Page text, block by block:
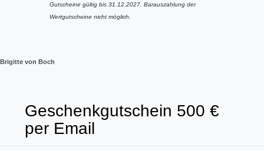
Gutscheine gültig bis 31.12.2027. Barauszahlung der
Wertgutscheine nicht möglich.
Brigitte von Boch
Geschenkgutschein 500 €
per Email